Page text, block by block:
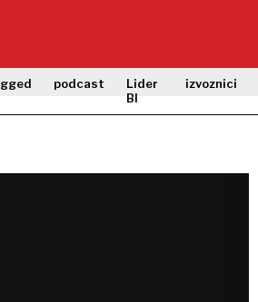
podcast
Lider
BI
izvoznici